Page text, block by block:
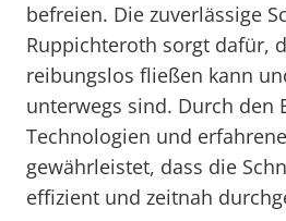
befreien. Die zuverlässige
Ruppichteroth sorgt dafür,
reibungslos fließen kann
unterwegs sind. Durch den
Technologien und
gewährleistet, dass die
effizient und zeitnah